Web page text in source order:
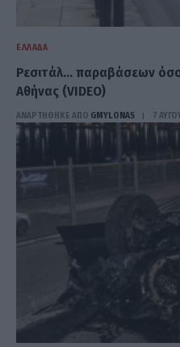
ΕΛΛΆΔΑ
Ρεσιτάλ… παραβάσεων
Αθήνας (VIDEO)
ΑΝΑΡΤΗΘΗΚΕ ΑΠΟ GMYLONAS 7